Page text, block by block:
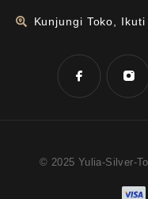
Kunjungi Toko,
© 2025 Yulia-Silver-